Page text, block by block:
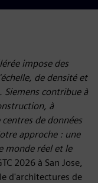
impose des
de densité et
Siemens contribue à
à
de données
approche : une
monde réel et le
2026 à San Jose,
d'architectures de